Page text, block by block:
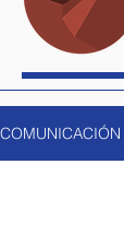
COMUNICACIÓN